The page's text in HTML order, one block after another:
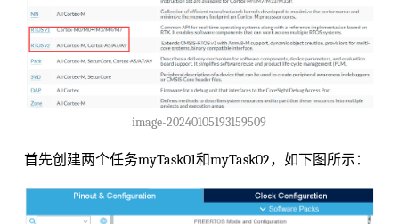
image-20240105193159509
首先创建两个任务myTask01和myTask02，如下图所示：